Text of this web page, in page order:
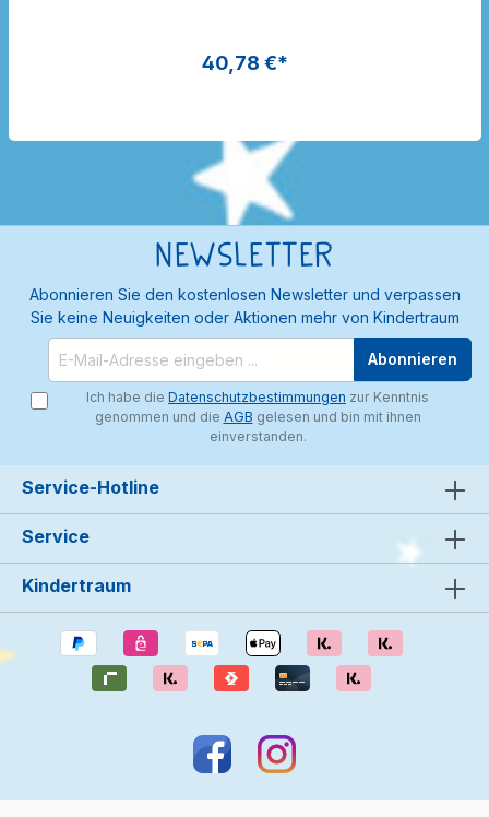
40,78 €*
Newsletter
Abonnieren Sie den kostenlosen Newsletter und verpassen
Sie keine Neuigkeiten oder Aktionen mehr von Kindertraum
Abonnieren
Ich habe die Datenschutzbestimmungen zur Kenntnis
genommen und die AGB gelesen und bin mit ihnen
einverstanden.
Service-Hotline
Service
Kindertraum